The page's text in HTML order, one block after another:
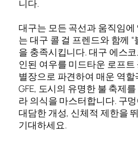
니다.
대구는 모든 곡선과 움직임에
는 대구 콜 걸 프렌드와 함께 “
을 충족시킵니다. 대구 에스
인된 여우를 미드타운 로프
별장으로 파견하여 매운 역
GFE, 도시의 유명한 불 축제
라 의식을 마스터합니다. 구
대담한 개성, 신체적 제한을
기대하세요.